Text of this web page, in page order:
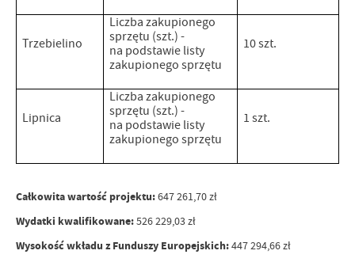
Trzebielino
Liczba zakupionego
sprzętu (szt.) -
na podstawie listy
zakupionego sprzętu
10 szt.
Lipnica
Liczba zakupionego
sprzętu (szt.) -
na podstawie listy
zakupionego sprzętu
1 szt.
Całkowita wartość projektu:647 261,70 zł
Wydatki kwalifikowane:526 229,03 zł
Wysokość wkładu z Funduszy Europejskich:447 294,66 zł